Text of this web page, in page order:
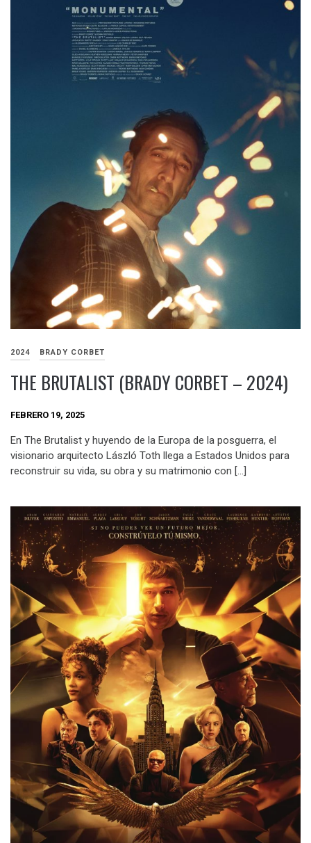
2024 BRADY CORBET
THE BRUTALIST (BRADY CORBET – 2024)
FEBRERO 19, 2025
En The Brutalist y huyendo de la Europa de la posguerra, el
visionario arquitecto László Toth llega a Estados Unidos para
reconstruir su vida, su obra y su matrimonio con […]